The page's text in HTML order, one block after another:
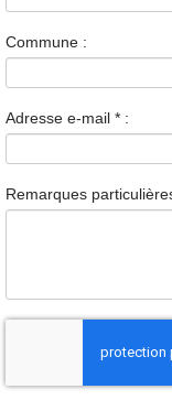
Commune :
Adresse e-mail * :